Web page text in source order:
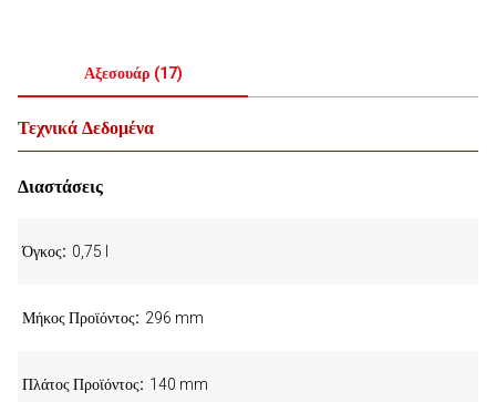
Αξεσουάρ (17)
Τεχνικά Δεδομένα
Διαστάσεις
Όγκος 0,75 l
Μήκος Προϊόντος 296 mm
Πλάτος Προϊόντος 140 mm